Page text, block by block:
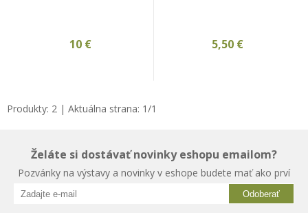
10 € 5,50 €
Produkty: 2 | Aktuálna strana: 1/1
Želáte si dostávať novinky eshopu emailom?
Pozvánky na výstavy a novinky v eshope budete mať ako prví
Odoberať